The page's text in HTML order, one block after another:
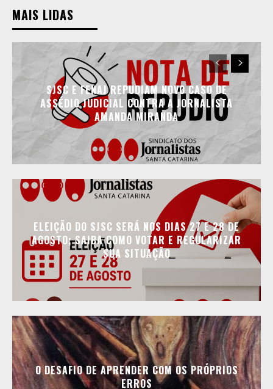
MAIS LIDAS
SJSC E FENAJ REPUDIAM NOVO CASO DE
ASSÉDIO JUDICIAL CONTRA A JORNALISTA
AMANDA MIRANDA
ELEIÇÃO DO SJSC SERÁ NOS DIAS 27 E 28 DE
AGOSTO; SAIBA COMO VOTAR E REGULARIZAR
SUA SITUAÇÃO
O DESAFIO DE APRENDER COM OS PRÓPRIOS
ERROS